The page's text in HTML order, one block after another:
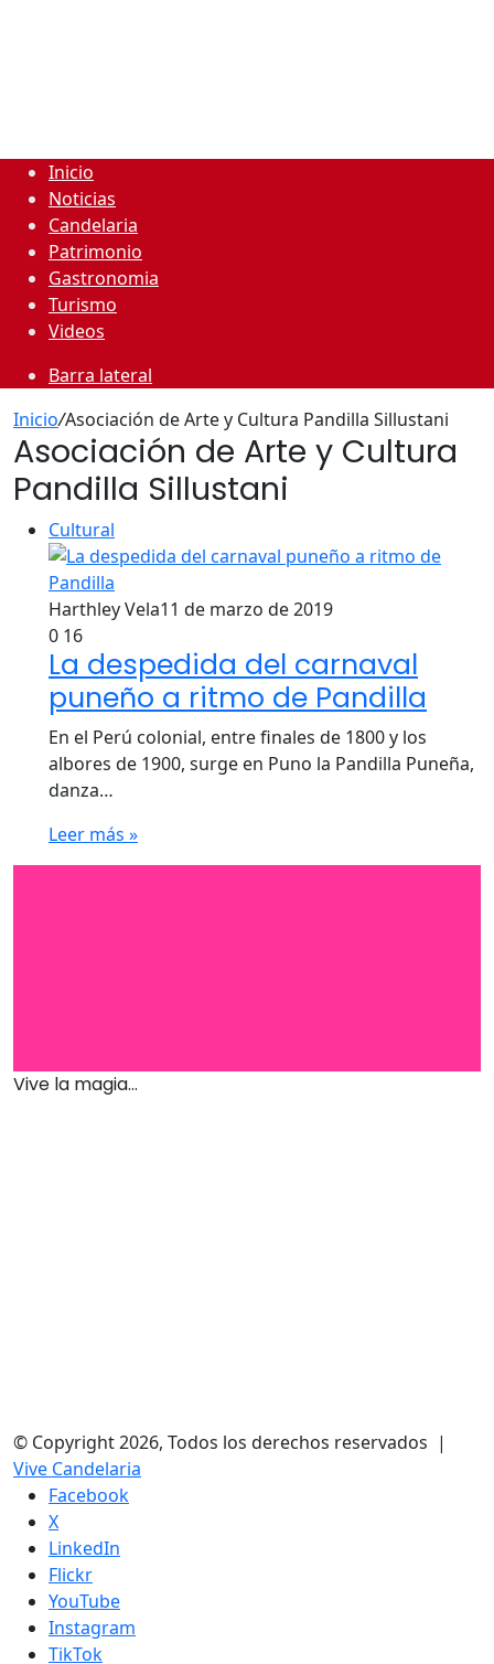
Inicio
Noticias
Candelaria
Patrimonio
Gastronomia
Turismo
Videos
Barra lateral
Inicio/Asociación de Arte y Cultura Pandilla Sillustani
Asociación de Arte y Cultura
Pandilla Sillustani
Cultural
Harthley Vela11 de marzo de 2019
0 16
La despedida del carnaval
puneño a ritmo de Pandilla
En el Perú colonial, entre finales de 1800 y los
albores de 1900, surge en Puno la Pandilla Puneña,
danza…
Leer más »
Vive la magia...
© Copyright 2026, Todos los derechos reservados |
Vive Candelaria
Facebook
X
LinkedIn
Flickr
YouTube
Instagram
TikTok